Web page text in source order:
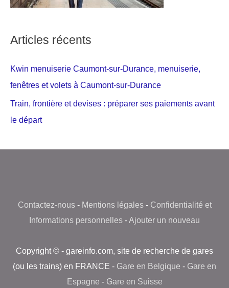
Articles récents
Kwin menuiserie Caumont-sur-Durance, menuiserie,
fenêtres et volets à Caumont-sur-Durance
Train, frontière et devises : préparer ses paiements avant
le départ
Contactez-nous- Mentions légales- Confidentialité et
Informations personnelles -Ajouter un nouveau
Copyright © - gareinfo.com, site de recherche de gares
(ou les trains) en FRANCE - Gare en Belgique - Gare en
Espagne - Gare en Suisse